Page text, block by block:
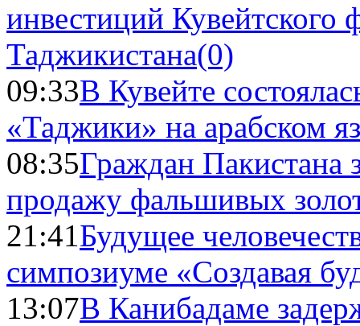
инвестиций Кувейтского
Таджикистана(0)
09:33В Кувейте
«Таджики» на арабском
08:35Граждан Пакистана
продажу фальшивых
21:41Будущее
симпозиуме «Создавая
13:07В Канибадаме